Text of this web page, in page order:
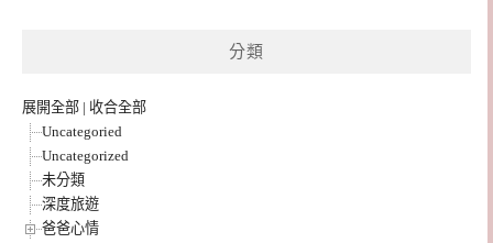
分類
展開全部 | 收合全部
Uncategoried
Uncategorized
未分類
深度旅遊
爸爸心情